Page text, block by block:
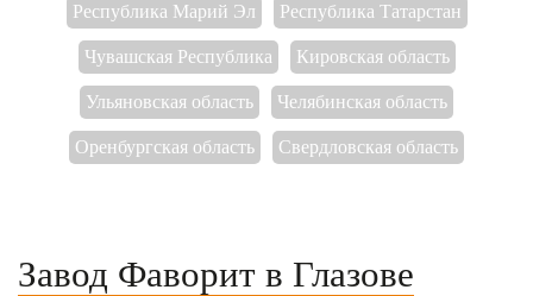
Республика Марий Эл Республика Татарстан
Чувашская Республика Кировская область
Ульяновская область Челябинская область
Оренбургская область Свердловская область
Завод Фаворит в Глазове